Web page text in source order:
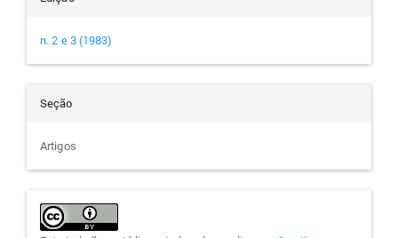
n. 2 e 3 (1983)
Seção
Artigos